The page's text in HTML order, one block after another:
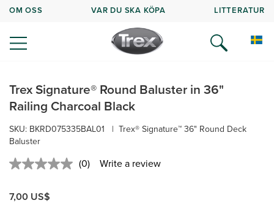
OM OSS VAR DU SKA KÖPA LITTERATUR
Trex Signature® Round Baluster in 36"
Railing Charcoal Black
SKU: BKRD075335BAL01 | Trex® Signature™ 36" Round Deck
Baluster
No
(0) Write a review
7,00 US$